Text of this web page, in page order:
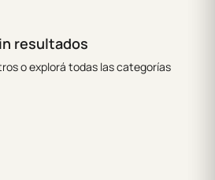
resultados
o explorá todas las categorías